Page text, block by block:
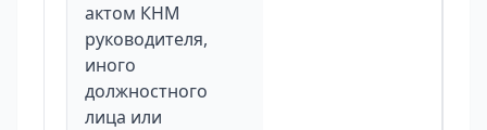
актом КНМ
руководителя,
иного
должностного
лица или